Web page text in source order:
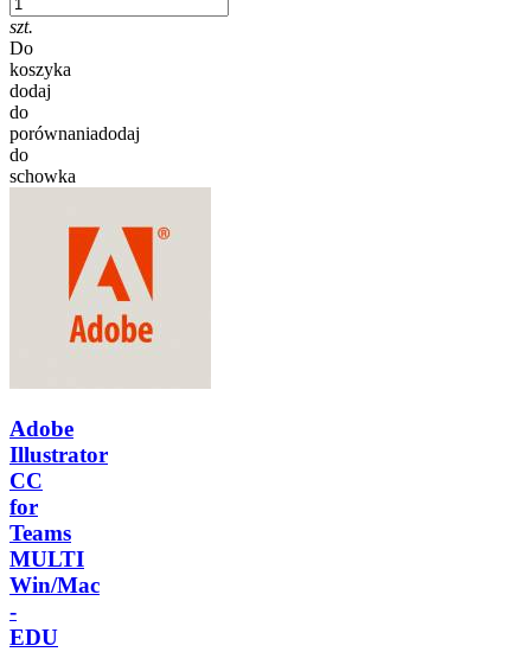
szt.
Do
koszyka
dodaj
do
porównaniadodaj
do
schowka
Adobe
Illustrator
CC
for
Teams
MULTI
Win/Mac
-
EDU